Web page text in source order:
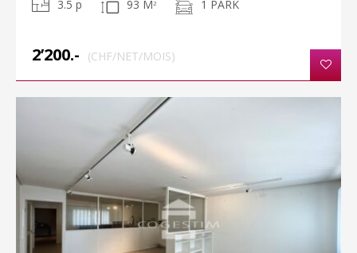
3.5 p 93 M 2 1 PARK
2’200.- (CHF/NET/MOIS)